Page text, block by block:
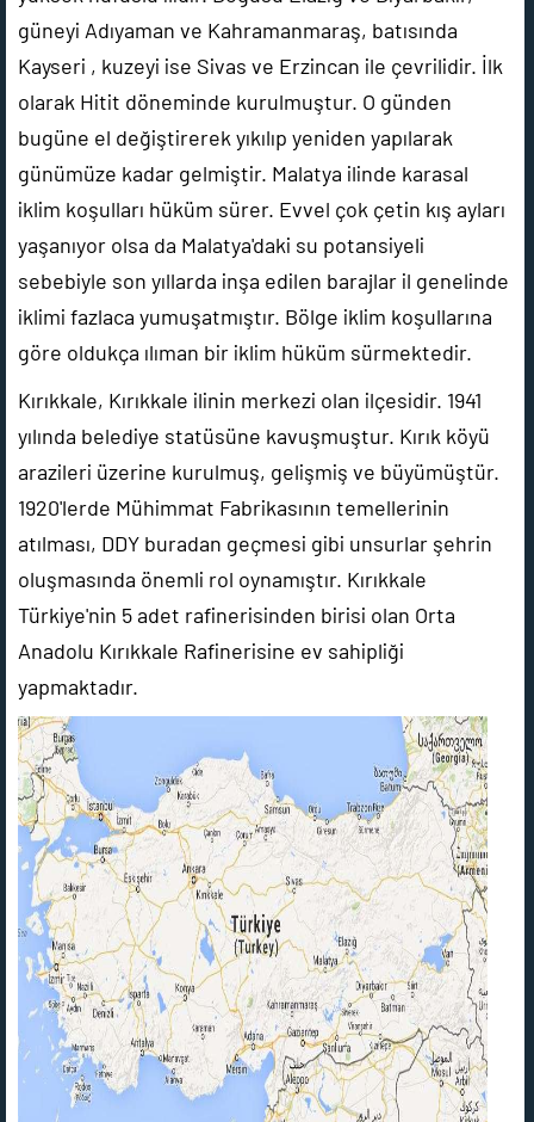
güneyi Adıyaman ve Kahramanmaraş, batısında
Kayseri , kuzeyi ise Sivas ve Erzincan ile çevrilidir. İlk
olarak Hitit döneminde kurulmuştur. O günden
bugüne el değiştirerek yıkılıp yeniden yapılarak
günümüze kadar gelmiştir. Malatya ilinde karasal
iklim koşulları hüküm sürer. Evvel çok çetin kış ayları
yaşanıyor olsa da Malatya'daki su potansiyeli
sebebiyle son yıllarda inşa edilen barajlar il genelinde
iklimi fazlaca yumuşatmıştır. Bölge iklim koşullarına
göre oldukça ılıman bir iklim hüküm sürmektedir.
Kırıkkale, Kırıkkale ilinin merkezi olan ilçesidir. 1941
yılında belediye statüsüne kavuşmuştur. Kırık köyü
arazileri üzerine kurulmuş, gelişmiş ve büyümüştür.
1920'lerde Mühimmat Fabrikasının temellerinin
atılması, DDY buradan geçmesi gibi unsurlar şehrin
oluşmasında önemli rol oynamıştır. Kırıkkale
Türkiye'nin 5 adet rafinerisinden birisi olan Orta
Anadolu Kırıkkale Rafinerisine ev sahipliği
yapmaktadır.